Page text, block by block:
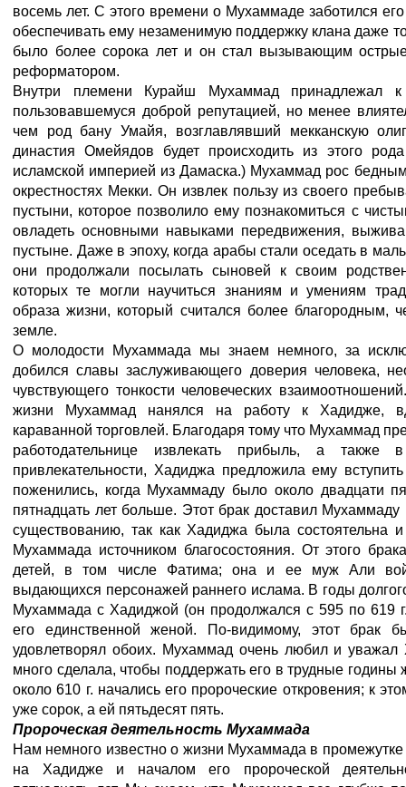
восемь лет. С этого времени о Мухаммаде заботился
обеспечивать ему незаменимую поддержку клана даже
было более сорока лет и он стал вызывающим
реформатором.
Внутри племени Курайш Мухаммад принадлежал
пользовавшемуся доброй репутацией, но менее
чем род бану Умайя, возглавлявший мекканскую
династия Омейядов будет происходить из этого
исламской империей из Дамаска.) Мухаммад рос
окрестностях Мекки. Он извлек пользу из своего
пустыни, которое позволило ему познакомиться с
овладеть основными навыками передвижения,
пустыне. Даже в эпоху, когда арабы стали оседать в
они продолжали посылать сыновей к своим
которых те могли научиться знаниям и умениям
образа жизни, который считался более благородным,
земле.
О молодости Мухаммада мы знаем немного, за
добился славы заслуживающего доверия человека,
чувствующего тонкости человеческих
жизни Мухаммад нанялся на работу к Хадидже,
караванной торговлей. Благодаря тому что Мухаммад
работодательнице извлекать прибыль, а
привлекательности, Хадиджа предложила ему
поженились, когда Мухаммаду было около двадцати
пятнадцать лет больше. Этот брак доставил
существованию, так как Хадиджа была состоятельна и
Мухаммада источником благосостояния. От этого
детей, в том числе Фатима; она и ее муж Али
выдающихся персонажей раннего ислама. В годы
Мухаммада с Хадиджой (он продолжался с 595 по 619
его единственной женой. По-видимому, этот брак
удовлетворял обоих. Мухаммад очень любил и уважал
много сделала, чтобы поддержать его в трудные годины
около 610 г. начались его пророческие откровения; к
уже сорок, а ей пятьдесят пять.
Пророческая деятельность Мухаммада
Нам немного известно о жизни Мухаммада в
на Хадидже и началом его пророческой